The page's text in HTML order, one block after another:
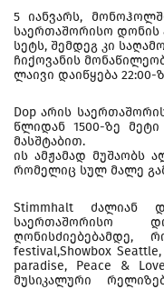
5 იანვარს,
საერთაშორისო დონის
სეტს, შემდეგ კი
ჩიქოვანის
ლაივი დაიწყება
Dop არის
წლიდან 1500-ზე
მასშტაბით.
ის ამჟამად მუშაობს
რომელიც სულ მალე
Stimmhalt ძალიან
საერთაშორისო
ღონისძიებებამდე,
festival,Showbox
paradise, Peace &
მუსიკალური